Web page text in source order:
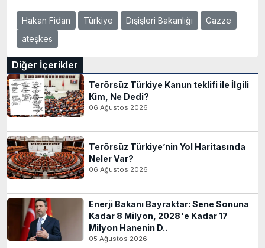
Hakan Fidan Türkiye Dışişleri Bakanlığı
Gazze
ateşkes
Diğer İçerikler
Terörsüz Türkiye Kanun teklifi ile İlgili
Kim, Ne Dedi?
06 Ağustos 2026
Terörsüz Türkiye’nin Yol Haritasında
Neler Var?
06 Ağustos 2026
Enerji Bakanı Bayraktar: Sene Sonuna
Kadar 8 Milyon, 2028'e Kadar 17
Milyon Hanenin D..
05 Ağustos 2026